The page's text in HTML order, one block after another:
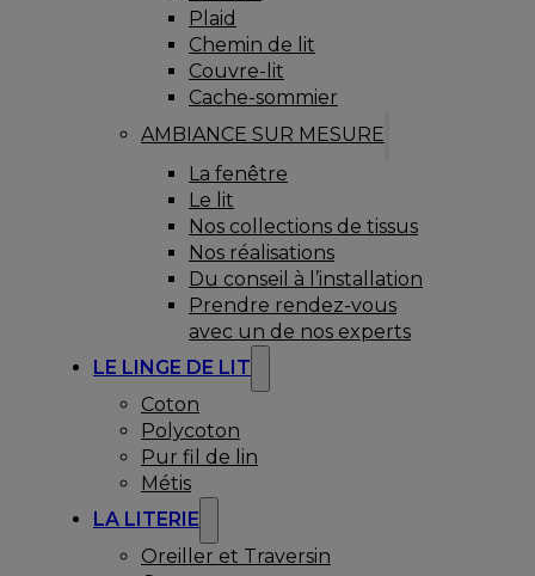
Plaid
Chemin de lit
Couvre-lit
Cache-sommier
AMBIANCE SUR MESURE
La fenêtre
Le lit
Nos collections de tissus
Nos réalisations
Du conseil à l’installation
Prendre rendez-vous
avec un de nos experts
LE LINGE DE LIT
Coton
Polycoton
Pur fil de lin
Métis
LA LITERIE
Oreiller et Traversin